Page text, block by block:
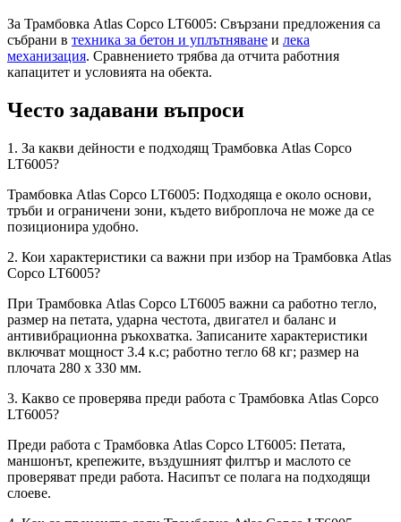
За Трамбовка Atlas Copco LT6005: Свързани предложения са
събрани в техника за бетон и уплътняване и лека
механизация. Сравнението трябва да отчита работния
капацитет и условията на обекта.
Често задавани въпроси
1. За какви дейности е подходящ Трамбовка Atlas Copco
LT6005?
Трамбовка Atlas Copco LT6005: Подходяща е около основи,
тръби и ограничени зони, където виброплоча не може да се
позиционира удобно.
2. Кои характеристики са важни при избор на Трамбовка Atlas
Copco LT6005?
При Трамбовка Atlas Copco LT6005 важни са работно тегло,
размер на петата, ударна честота, двигател и баланс и
антивибрационна ръкохватка. Записаните характеристики
включват мощност 3.4 к.с; работно тегло 68 кг; размер на
плочата 280 x 330 мм.
3. Какво се проверява преди работа с Трамбовка Atlas Copco
LT6005?
Преди работа с Трамбовка Atlas Copco LT6005: Петата,
маншонът, крепежите, въздушният филтър и маслото се
проверяват преди работа. Насипът се полага на подходящи
слоеве.